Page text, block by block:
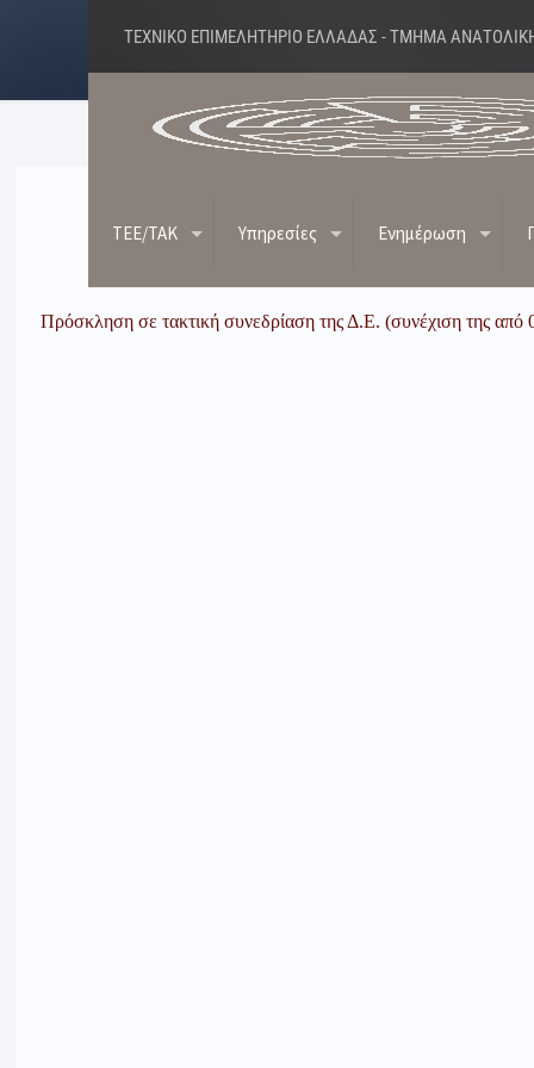
ΤΕΧΝΙΚΟ ΕΠΙΜΕΛΗΤΗΡΙΟ ΕΛΛΑΔΑΣ - ΤΜΗΜΑ
TEE/TAK Υπηρεσίες Ενημέρωση
ΠΡΟΣΚΛΗΣΗ ΣΕ ΣΥΝΕΔΡΙΑΣΗ
Πρόσκληση σε τακτική συνεδρίαση της Δ.Ε. (συνέχιση της